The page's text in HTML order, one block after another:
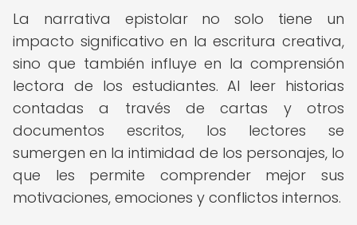
La narrativa epistolar no solo tiene un
impacto significativo en la escritura creativa,
sino que también influye en la comprensión
lectora de los estudiantes. Al leer historias
contadas a través de cartas y otros
documentos escritos, los lectores se
sumergen en la intimidad de los personajes, lo
que les permite comprender mejor sus
motivaciones, emociones y conflictos internos.